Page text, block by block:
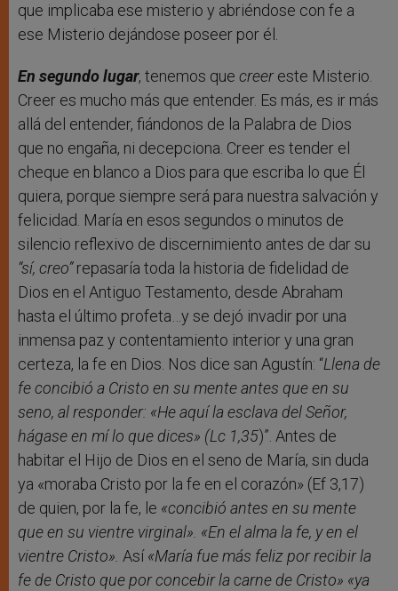
que implicaba ese misterio y abriéndose con fe a
ese Misterio dejándose poseer por él.
En segundo lugar, tenemos que creereste Misterio.
Creer es mucho más que entender. Es más, es ir más
allá del entender, fiándonos de la Palabra de Dios
que no engaña, ni decepciona. Creer es tender el
cheque en blanco a Dios para que escriba lo que Él
quiera, porque siempre será para nuestra salvación y
felicidad. María en esos segundos o minutos de
silencio reflexivo de discernimiento antes de dar su
“sí, creo”repasaría toda la historia de fidelidad de
Dios en el Antiguo Testamento, desde Abraham
hasta el último profeta…y se dejó invadir por una
inmensa paz y contentamiento interior y una gran
certeza, la fe en Dios. Nos dice san Agustín: “Llena de
fe concibió a Cristo en su mente antes que en su
seno, al responder: «He aquí la esclava del Señor,
hágase en mí lo que dices» (Lc 1,35)”. Antes de
habitar el Hijo de Dios en el seno de María, sin duda
ya «moraba Cristo por la fe en el corazón» (Ef 3,17)
de quien, por la fe, le «concibió antes en su mente
que en su vientre virginal». «En el alma la fe, y en el
vientre Cristo». Así«María fue más feliz por recibir la
fe de Cristo que por concebir la carne de Cristo» «ya